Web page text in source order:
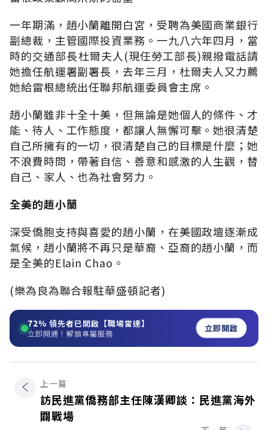
一年期滿，趙小蘭離開白宮，受聘為美國商業銀行
副總裁，主管國際投資業務。一九八六年四月，當
時的交通部長杜爾夫人(現任勞工部長)親撥電話請
她擔任航運署副署長，去年三月，杜爾夫人又力薦
她給雷根總統出任聯邦航運委員會主席。
趙小蘭雖非十全十美，但無論是她個人的條件、才
能、待人、工作態度，都讓人無懈可擊。她很清楚
自己所擁有的一切，很清楚自己的目標是什麼；她
不浪費時問，帶著自信、善意和感激的人生觀，替
自己、家人、也為社會努力。
全美的趙小蘭
深受僑胞支持與喜愛的趙小蘭，在美國政壇逐漸成
氣候，趙小蘭將不再只是華裔、亞裔的趙小蘭，而
是全美的Elain Chao。
(樂為良為聯合報駐華盛頓記者)
72% 領先者已開啟【職場雷達】
立即開通！解鎖專屬服務 立即開啟
上一篇
訪民進黨僑務部主任陳漢卿談：民進黨海外
闢戰場